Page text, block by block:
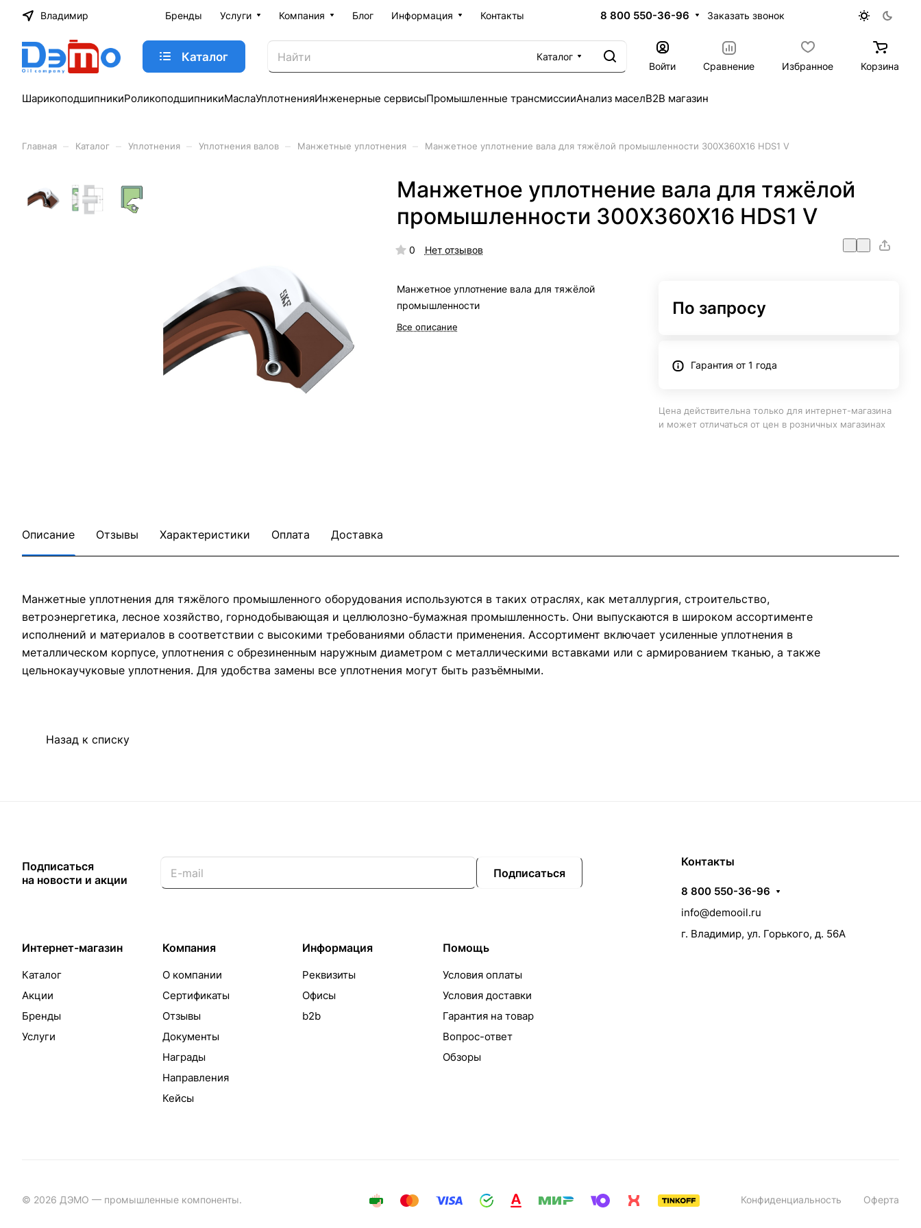
Владимир Бренды Услуги Компания Блог Информация Контакты 8 800 550-36-96 Заказать звонок
Каталог
Каталог
Войти
Сравнение Избранное Корзина
ШарикоподшипникиРоликоподшипникиМаслаУплотненияИнженерные сервисыПромышленные трансмиссииАнализ маселB2B магазин
Главная Каталог Уплотнения Уплотнения валов Манжетные уплотнения Манжетное уплотнение вала для тяжёлой промышленности 300X360X16 HDS1 V
Манжетное уплотнение вала для тяжёлой
промышленности 300X360X16 HDS1 V
0 Нет отзывов
Манжетное уплотнение вала для тяжёлой
промышленности
Все описание
По запросу
Гарантия от 1 года
Цена действительна только для интернет-магазина
и может отличаться от цен в розничных магазинах
Описание Отзывы Характеристики Оплата Доставка
Манжетные уплотнения для тяжёлого промышленного оборудования используются в таких отраслях, как металлургия, строительство,
ветроэнергетика, лесное хозяйство, горнодобывающая и целлюлозно-бумажная промышленность. Они выпускаются в широком ассортименте
исполнений и материалов в соответствии с высокими требованиями области применения. Ассортимент включает усиленные уплотнения в
металлическом корпусе, уплотнения с обрезиненным наружным диаметром с металлическими вставками или с армированием тканью, а также
цельнокаучуковые уплотнения. Для удобства замены все уплотнения могут быть разъёмными.
Назад к списку
Подписаться
на новости и акции
Подписаться
Интернет-магазин
Каталог
Акции
Бренды
Услуги
Компания
О компании
Сертификаты
Отзывы
Документы
Награды
Направления
Кейсы
Информация
Реквизиты
Офисы
b2b
Помощь
Условия оплаты
Условия доставки
Гарантия на товар
Вопрос-ответ
Обзоры
Контакты
8 800 550-36-96
info@demooil.ru
г. Владимир, ул. Горького, д. 56А
© 2026 ДЭМО — промышленные компоненты. Конфиденциальность Оферта